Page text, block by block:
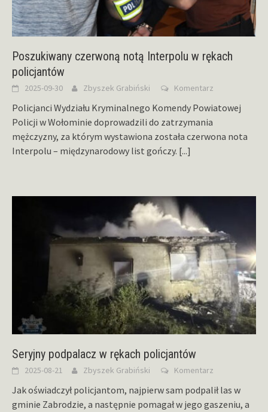
Poszukiwany czerwoną notą Interpolu w rękach
policjantów
2025-09-30 Zbyszek Grabiński Komentarz
Policjanci Wydziału Kryminalnego Komendy Powiatowej
Policji w Wołominie doprowadzili do zatrzymania
mężczyzny, za którym wystawiona została czerwona nota
Interpolu – międzynarodowy list gończy. [...]
Seryjny podpalacz w rękach policjantów
2025-08-21 Zbyszek Grabiński Komentarz
Jak oświadczył policjantom, najpierw sam podpalił las w
gminie Zabrodzie, a następnie pomagał w jego gaszeniu, a